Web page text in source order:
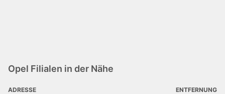
Opel Filialen in der Nähe
ADRESSE ENTFERNUNG